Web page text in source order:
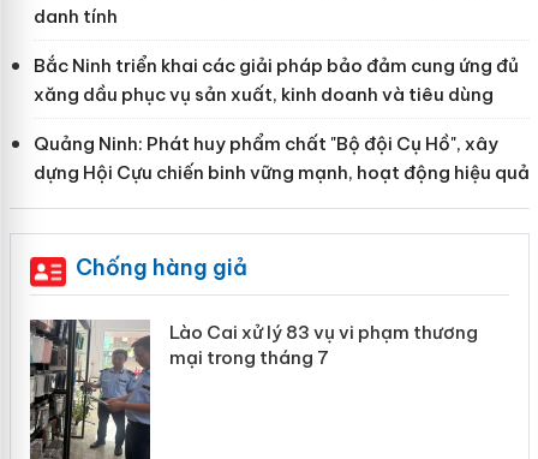
danh tính
Bắc Ninh triển khai các giải pháp bảo đảm cung ứng đủ
xăng dầu phục vụ sản xuất, kinh doanh và tiêu dùng
Quảng Ninh: Phát huy phẩm chất "Bộ đội Cụ Hồ", xây
dựng Hội Cựu chiến binh vững mạnh, hoạt động hiệu quả
Chống hàng giả
Lào Cai xử lý 83 vụ vi phạm thương
mại trong tháng 7